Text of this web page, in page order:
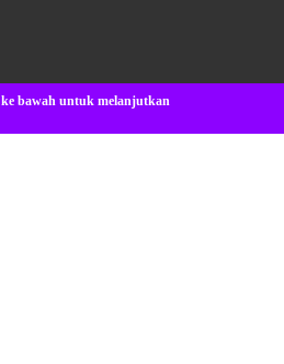
bawah untuk melanjutkan